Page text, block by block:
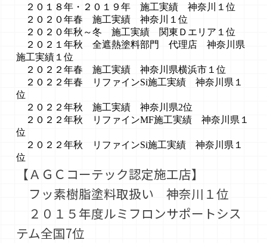
２０１８年・２０１９年 施工実績 神奈川１位
２０２０年春 施工実績 神奈川１位
２０２０年秋～冬 施工実績 関東Ｄエリア１位
２０２１年秋 全遮熱塗料部門 代理店 神奈川県
施工実績１位
２０２２年春 施工実績 神奈川県横浜市１位
２０２２年春 リファインSi施工実績 神奈川県１
位
２０２２年秋 施工実績 神奈川県2位
２０２２年秋 リファインMF施工実績 神奈川県１
位
２０２２年秋 リファインSi施工実績 神奈川県１
位
【ＡＧＣコーテック認定施工店】
フッ素樹脂塗料取扱い 神奈川１位
２０１５年度ルミフロンサポートシス
テム全国7位